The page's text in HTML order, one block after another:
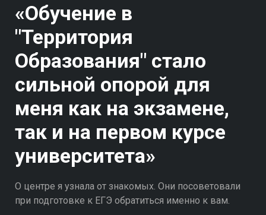
«Обучение в
"Территория
Образования" стало
сильной опорой для
меня как на экзамене,
так и на первом курсе
университета»
О центре я узнала от знакомых. Они посоветовали
при подготовке к ЕГЭ обратиться именно к вам.